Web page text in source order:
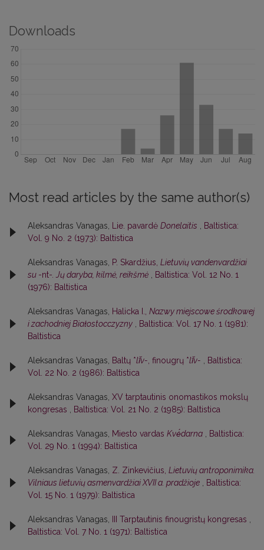
Downloads
Most read articles by the same author(s)
Aleksandras Vanagas, Lie. pavardė Donelaitis
Baltistica:
Vol. 9 No. 2 (1973): Baltistica
Aleksandras Vanagas, P. Skardžius, Lietuvių vandenvardžiai
su -nt- . Jų daryba, kilmė, reikšmė
Baltistica: Vol. 12 No. 1
(1976): Baltistica
Aleksandras Vanagas, Halicka I., Nazwy miejscowe środkowej
i zachodniej Białostocczyzny
Baltistica: Vol. 17 No. 1 (1981):
Baltistica
Aleksandras Vanagas, Baltų *lī̆v- , finougrų *lī̆v-
Baltistica:
Vol. 22 No. 2 (1986): Baltistica
Aleksandras Vanagas, XV tarptautinis onomastikos mokslų
kongresas
Baltistica: Vol. 21 No. 2 (1985): Baltistica
Aleksandras Vanagas, Miesto vardas Kvė́darna
Baltistica:
Vol. 29 No. 1 (1994): Baltistica
Aleksandras Vanagas, Z. Zinkevičius, Lietuvių antroponimika.
Vilniaus lietuvių asmenvardžiai XVII a. pradžioje
Baltistica:
Vol. 15 No. 1 (1979): Baltistica
Aleksandras Vanagas, III Tarptautinis finougristų kongresas
Baltistica: Vol. 7 No. 1 (1971): Baltistica